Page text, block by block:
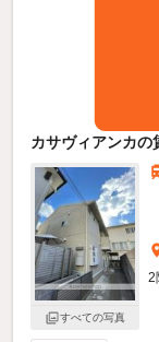
カサヴィアンカの
すべての写真
2